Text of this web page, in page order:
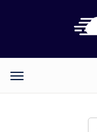
Categories